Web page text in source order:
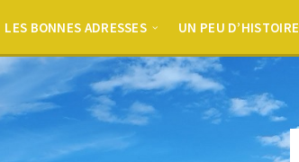
LES BONNES ADRESSES UN PEU D’HISTOIRE